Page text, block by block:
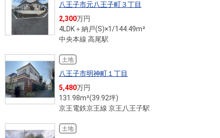
八王子市元八王子町３丁目
2,300万円
4LDK＋納戸(S)×1/144.49m²
中央本線 高尾駅
土地
八王子市明神町１丁目
5,480万円
131.98m²(39.92坪)
京王電鉄京王線 京王八王子駅
土地